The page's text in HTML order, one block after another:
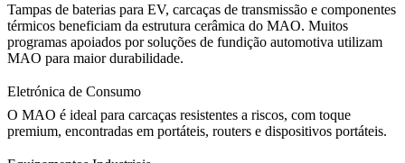
Tampas de baterias para EV, carcaças de transmissão e componentes
térmicos beneficiam da estrutura cerâmica do MAO. Muitos
programas apoiados porsoluções de fundição automotiva utilizam
MAO para maior durabilidade.
Eletrónica de Consumo
O MAO é ideal para carcaças resistentes a riscos, com toque
premium, encontradas em portáteis, routers e dispositivos portáteis.